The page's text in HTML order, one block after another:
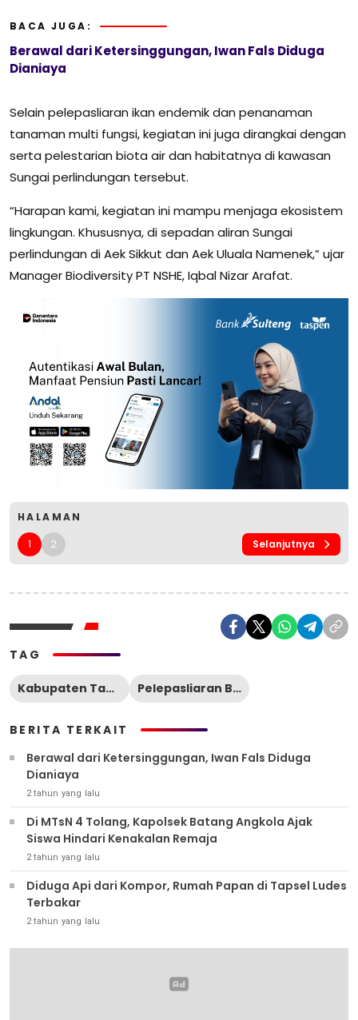
BACA JUGA:
Berawal dari Ketersinggungan, Iwan Fals Diduga
Dianiaya
Selain pelepasliaran ikan endemik dan penanaman
tanaman multi fungsi, kegiatan ini juga dirangkai dengan
serta pelestarian biota air dan habitatnya di kawasan
Sungai perlindungan tersebut.
“Harapan kami, kegiatan ini mampu menjaga ekosistem
lingkungan. Khususnya, di sepadan aliran Sungai
perlindungan di Aek Sikkut dan Aek Uluala Namenek,” ujar
Manager Biodiversity PT NSHE, Iqbal Nizar Arafat.
HALAMAN
1 2 Selanjutnya
TAG
Kabupaten Tapanuli Selatan Pelepasliaran Benih Ikan
BERITA TERKAIT
Berawal dari Ketersinggungan, Iwan Fals Diduga
Dianiaya
2 tahun yang lalu
Di MTsN 4 Tolang, Kapolsek Batang Angkola Ajak
Siswa Hindari Kenakalan Remaja
2 tahun yang lalu
Diduga Api dari Kompor, Rumah Papan di Tapsel Ludes
Terbakar
2 tahun yang lalu